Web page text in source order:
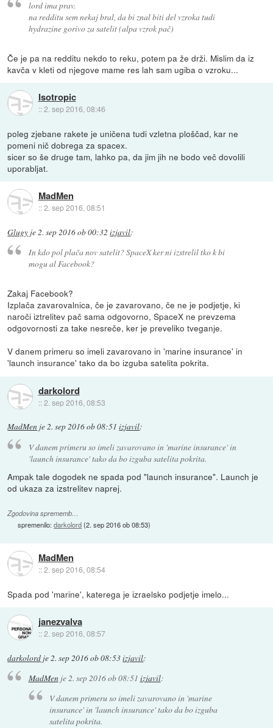
lord ima prav.
na redditu sem nekaj bral, da bi znal biti del vzroka tudi
hydrazine gorivo za satelit (alpa vzrok pač)
Če je pa na redditu nekdo to reku, potem pa že drži. Mislim da iz
kavča v kleti od njegove mame res lah sam ugiba o vzroku...
Isotropic
::2. sep 2016, 08:46
poleg zjebane rakete je uničena tudi vzletna ploščad, kar ne
pomeni nič dobrega za spacex.
sicer so še druge tam, lahko pa, da jim jih ne bodo več dovolili
uporabljat.
MadMen
::2. sep 2016, 08:51
Glugy je2. sep 2016 ob 00:32 izjavil:
In kdo pol plača nov satelit? SpaceX ker ni izstrelil tko k bi
mogu al Facebook?
Zakaj Facebook?
Izplača zavarovalnica, če je zavarovano, če ne je podjetje, ki
naroči iztrelitev pač sama odgovorno, SpaceX ne prevzema
odgovornosti za take nesreče, ker je preveliko tveganje.
V danem primeru so imeli zavarovano in 'marine insurance' in
'launch insurance' tako da bo izguba satelita pokrita.
darkolord
::2. sep 2016, 08:53
MadMen je2. sep 2016 ob 08:51 izjavil:
V danem primeru so imeli zavarovano in 'marine insurance' in
'launch insurance' tako da bo izguba satelita pokrita.
Ampak tale dogodek ne spada pod "launch insurance". Launch je
od ukaza za izstrelitev naprej.
Zgodovina sprememb…
spremenilo:darkolord(2. sep 2016 ob 08:53)
MadMen
::2. sep 2016, 08:54
Spada pod 'marine', katerega je izraelsko podjetje imelo...
janezvalva
::2. sep 2016, 08:57
darkolord je2. sep 2016 ob 08:53izjavil:
MadMenje2. sep 2016 ob 08:51 izjavil:
V danem primeru so imeli zavarovano in 'marine
insurance' in 'launch insurance' tako da bo izguba
satelita pokrita.